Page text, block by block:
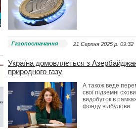
Газопостачання 21 Серпня 2025 p. 09:32
Україна домовляється з
природного газу
А також веде
свої підземні
видобуток в
фонду відбудови